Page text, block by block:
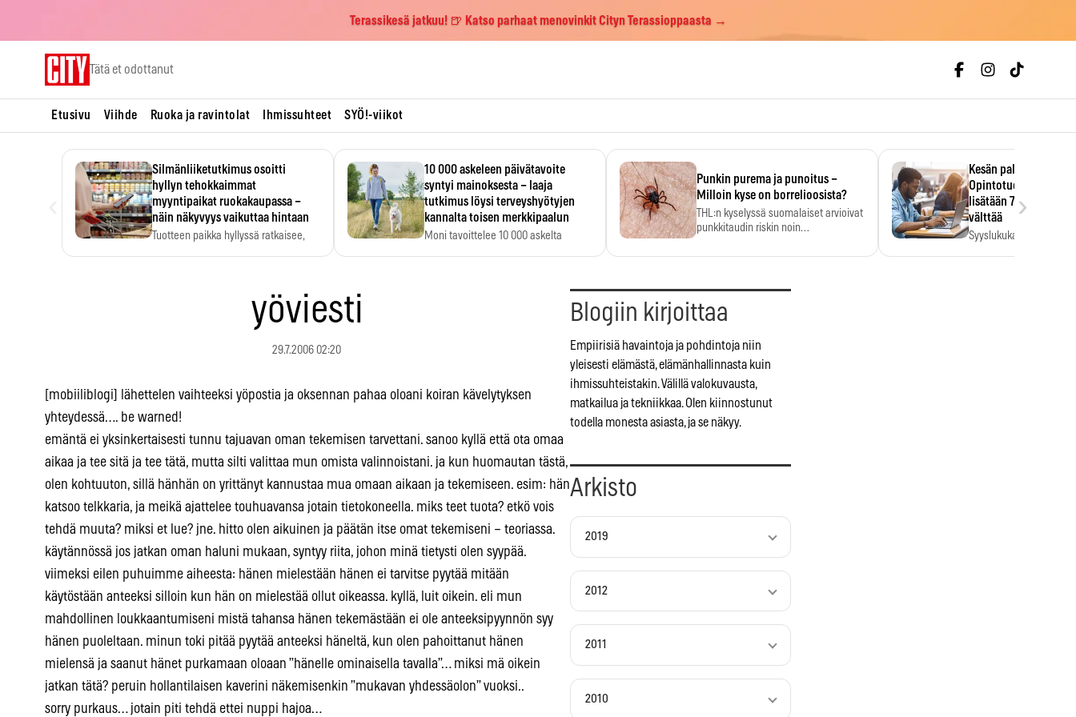
Terassikesä jatkuu! 🍺 Katso parhaat menovinkit Cityn Terassioppaasta →
Tätä et odottanut
Etusivu Viihde Ruoka ja ravintolat Ihmissuhteet SYÖ!-viikot
Silmänliiketutkimus osoitti
hyllyn tehokkaimmat
myyntipaikat ruokakaupassa –
näin näkyvyys vaikuttaa hintaan
Tuotteen paikka hyllyssä ratkaisee,
10 000 askeleen päivätavoite
syntyi mainoksesta – laaja
tutkimus löysi terveyshyötyjen
kannalta toisen merkkipaalun
Moni tavoittelee 10 000 askelta
Punkin purema ja punoitus –
Milloin kyse on borrelioosista?
THL:n kyselyssä suomalaiset arvioivat
punkkitaudin riskin noin
Kesän palkka
Opintotuen
lisätään 7,5
välttää
Syyslukukauden
›
yöviesti
29.7.2006 02:20
[mobiiliblogi] lähettelen vaihteeksi yöpostia ja oksennan pahaa oloani koiran kävelytyksen
yhteydessä…. be warned!
emäntä ei yksinkertaisesti tunnu tajuavan oman tekemisen tarvettani. sanoo kyllä että ota omaa
aikaa ja tee sitä ja tee tätä, mutta silti valittaa mun omista valinnoistani. ja kun huomautan tästä,
olen kohtuuton, sillä hänhän on yrittänyt kannustaa mua omaan aikaan ja tekemiseen. esim: hän
katsoo telkkaria, ja meikä ajattelee touhuavansa jotain tietokoneella. miks teet tuota? etkö vois
tehdä muuta? miksi et lue? jne. hitto olen aikuinen ja päätän itse omat tekemiseni – teoriassa.
käytännössä jos jatkan oman haluni mukaan, syntyy riita, johon minä tietysti olen syypää.
viimeksi eilen puhuimme aiheesta: hänen mielestään hänen ei tarvitse pyytää mitään
käytöstään anteeksi silloin kun hän on mielestää ollut oikeassa. kyllä, luit oikein. eli mun
mahdollinen loukkaantumiseni mistä tahansa hänen tekemästään ei ole anteeksipyynnön syy
hänen puoleltaan. minun toki pitää pyytää anteeksi häneltä, kun olen pahoittanut hänen
mielensä ja saanut hänet purkamaan oloaan ”hänelle ominaisella tavalla”… miksi mä oikein
jatkan tätä? peruin hollantilaisen kaverini näkemisenkin ”mukavan yhdessäolon” vuoksi..
sorry purkaus… jotain piti tehdä ettei nuppi hajoa…
Blogiin kirjoittaa
Empiirisiä havaintoja ja pohdintoja niin
yleisesti elämästä, elämänhallinnasta kuin
ihmissuhteistakin. Välillä valokuvausta,
matkailua ja tekniikkaa. Olen kiinnostunut
todella monesta asiasta, ja se näkyy.
Arkisto
2019
2012
2011
2010